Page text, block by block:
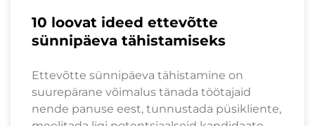
10 loovat ideed ettevõtte
sünnipäeva tähistamiseks
Ettevõtte sünnipäeva tähistamine on
suurepärane võimalus tänada töötajaid
nende panuse eest, tunnustada püsikliente,